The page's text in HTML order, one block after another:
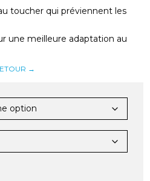
toucher qui préviennent les
une meilleure adaptation au
→